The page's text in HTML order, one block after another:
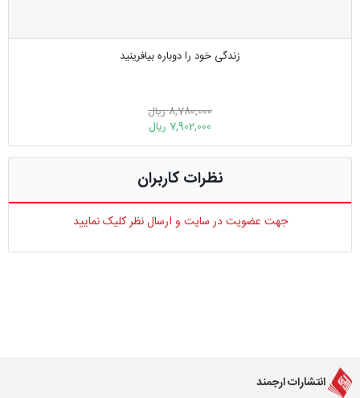
زندگی خود را دوباره بیافرینید
8,780,000 ریال
7,902,000 ریال
نظرات کاربران
جهت عضویت در سایت و ارسال نظر کلیک نمایید
انتشارات ارجمند